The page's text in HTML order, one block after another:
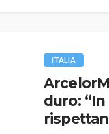
ITALIA
duro: